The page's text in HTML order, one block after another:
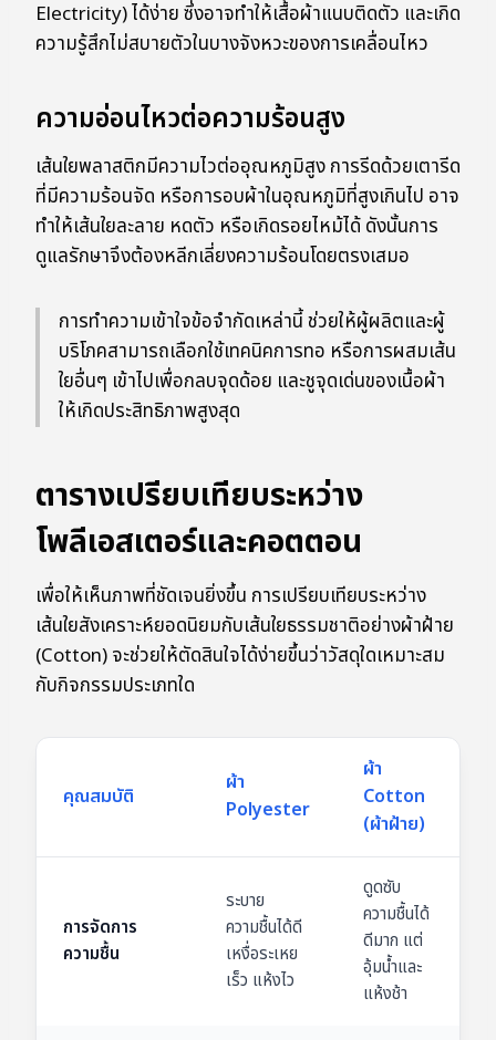
Electricity) ได้ง่าย ซึ่งอาจทำให้เสื้อผ้าแนบติดตัว และเกิด
ความรู้สึกไม่สบายตัวในบางจังหวะของการเคลื่อนไหว
ความอ่อนไหวต่อความร้อนสูง
เส้นใยพลาสติกมีความไวต่ออุณหภูมิสูง การรีดด้วยเตารีด
ที่มีความร้อนจัด หรือการอบผ้าในอุณหภูมิที่สูงเกินไป อาจ
ทำให้เส้นใยละลาย หดตัว หรือเกิดรอยไหม้ได้ ดังนั้นการ
ดูแลรักษาจึงต้องหลีกเลี่ยงความร้อนโดยตรงเสมอ
การทำความเข้าใจข้อจำกัดเหล่านี้ ช่วยให้ผู้ผลิตและผู้
บริโภคสามารถเลือกใช้เทคนิคการทอ หรือการผสมเส้น
ใยอื่นๆ เข้าไปเพื่อกลบจุดด้อย และชูจุดเด่นของเนื้อผ้า
ให้เกิดประสิทธิภาพสูงสุด
ตารางเปรียบเทียบระหว่าง
โพลีเอสเตอร์และคอตตอน
เพื่อให้เห็นภาพที่ชัดเจนยิ่งขึ้น การเปรียบเทียบระหว่าง
เส้นใยสังเคราะห์ยอดนิยมกับเส้นใยธรรมชาติอย่างผ้าฝ้าย
(Cotton) จะช่วยให้ตัดสินใจได้ง่ายขึ้นว่าวัสดุใดเหมาะสม
กับกิจกรรมประเภทใด
คุณสมบัติ
ผ้า
Polyester
ผ้า
Cotton
(ผ้าฝ้าย)
การจัดการ
ความชื้น
ระบาย
ความชื้นได้ดี
เหงื่อระเหย
เร็ว แห้งไว
ดูดซับ
ความชื้นได้
ดีมาก แต่
อุ้มน้ำและ
แห้งช้า